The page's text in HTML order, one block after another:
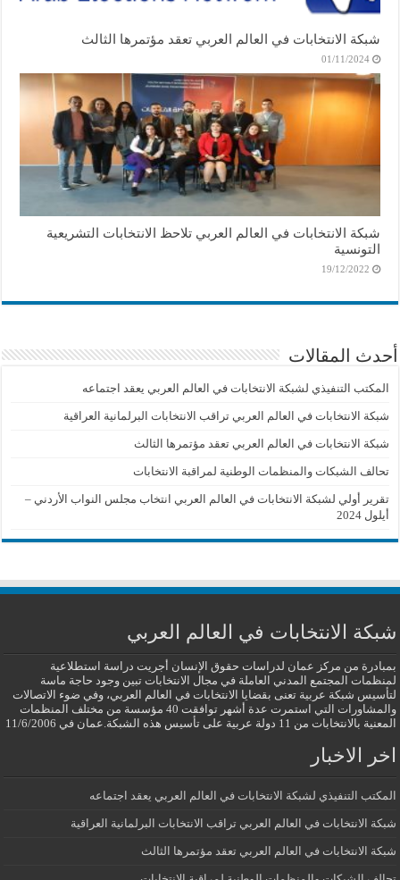
شبكة الانتخابات في العالم العربي تعقد مؤتمرها الثالث
01/11/2024
شبكة الانتخابات في العالم العربي تلاحظ الانتخابات التشريعية
التونسية
19/12/2022
أحدث المقالات
المكتب التنفيذي لشبكة الانتخابات في العالم العربي يعقد اجتماعه
شبكة الانتخابات في العالم العربي تراقب الانتخابات البرلمانية العراقية
شبكة الانتخابات في العالم العربي تعقد مؤتمرها الثالث
تحالف الشبكات والمنظمات الوطنية لمراقبة الانتخابات
تقرير أولي لشبكة الانتخابات في العالم العربي انتخاب مجلس النواب الأردني –
أيلول 2024
شبكة الانتخابات في العالم العربي
بمبادرة من مركز عمان لدراسات حقوق الإنسان أجريت دراسة استطلاعية
لمنظمات المجتمع المدني العاملة في مجال الانتخابات تبين وجود حاجة ماسة
لتأسيس شبكة عربية تعنى بقضايا الانتخابات في العالم العربي، وفي ضوء الاتصالات
والمشاورات التي استمرت عدة أشهر توافقت 40 مؤسسة من مختلف المنظمات
المعنية بالانتخابات من 11 دولة عربية على تأسيس هذه الشبكة.عمان في 11/6/2006
اخر الاخبار
المكتب التنفيذي لشبكة الانتخابات في العالم العربي يعقد اجتماعه
شبكة الانتخابات في العالم العربي تراقب الانتخابات البرلمانية العراقية
شبكة الانتخابات في العالم العربي تعقد مؤتمرها الثالث